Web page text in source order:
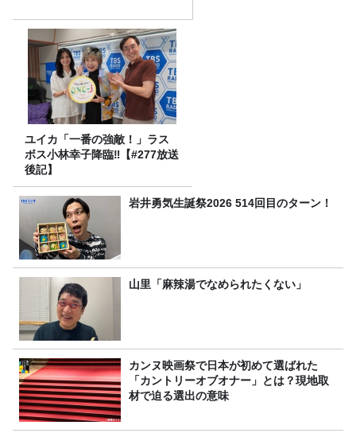
ユイカ「一番の強敵！」ラス
ボス小林幸子降臨‼【#277放送
後記】
岩井勇気生誕祭2026 514回目のターン！
山里「麻辣湯でなめられたくない」
カンヌ映画祭で日本が初めて選ばれた
「カントリーオブオナー」とは？現地取
材で迫る選出の意味